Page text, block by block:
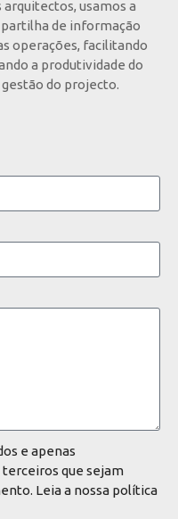
usamos a
de informação
operações, facilitando
a produtividade do
do projecto.
e apenas
que sejam
Leia a nossa política